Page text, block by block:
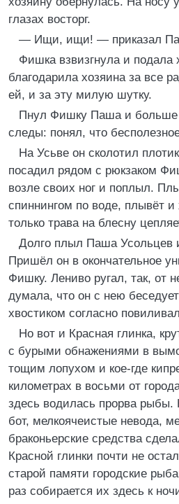
глазах восторг.
— Ищи, ищи! — приказал
Фишка взвизгнула и
благодарила хозяина за все
ей, и за эту милую шутку.
Пнул Фишку Паша и больше
следы: понял, что
На Усьве он сколотил
посадил рядом с рюкзаком
возле своих ног и поплыл.
спиннингом по воде, плывёт и
только трава на блесну
Долго плыл Паша Усольцев
Пришёл он в окончательное
Фишку. Лениво ругал, так, от
думала, что он с нею
хвостиком согласно
Но вот и Красная глинка,
с бурыми обнажениями в
тощим лопухом и кое-где
километрах в восьми от
здесь водилась прорва рыбы.
бот, мелкоячеистые невода,
браконьерские средства
Красной глинки почти не
старой памяти городские
раз собирается их здесь к